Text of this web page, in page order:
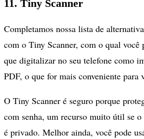
11. Tiny Scanner
Completamos nossa lista de
com o Tiny Scanner, com o qual você
que digitalizar no seu telefone como
PDF, o que for mais conveniente para
O Tiny Scanner é seguro porque
com senha, um recurso muito útil se
é privado. Melhor ainda, você pode